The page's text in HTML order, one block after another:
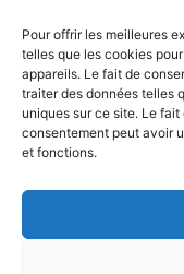
Pour offrir les meilleures
telles que les cookies
appareils. Le fait de
traiter des données telles
uniques sur ce site. Le
consentement peut avoir
et fonctions.
©